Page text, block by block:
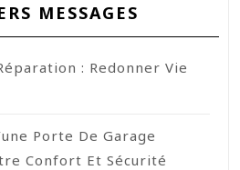
MESSAGES
: Redonner Vie
Porte De Garage
Confort Et Sécurité